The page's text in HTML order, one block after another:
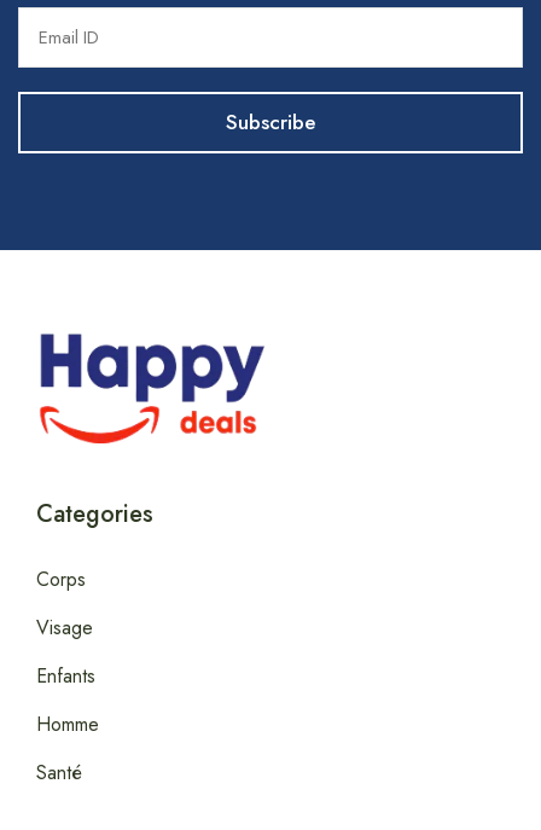
Categories
Corps
Visage
Enfants
Homme
Santé